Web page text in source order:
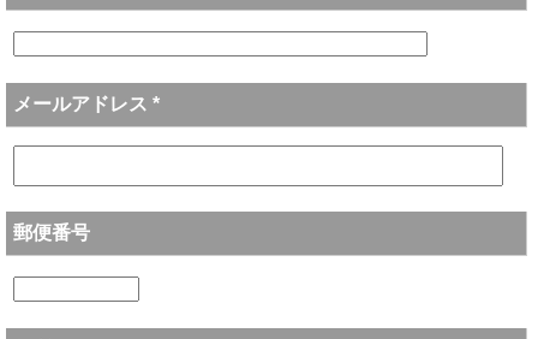
メールアドレス *
郵便番号